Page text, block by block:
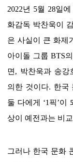
2022년 5월 28일에
화감독 박찬욱이
은 사실이 큰 화제
아이돌 그룹BTS
면 , 박찬욱과 송강
의한 것이다. 한국
둘 다에게 ‘1 픽’이
상이 예전과는 비
그러나 한국 문화